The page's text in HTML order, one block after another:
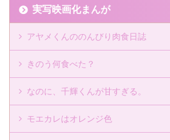
実写映画化まんが
アヤメくんののんびり肉食日誌
きのう何食べた？
なのに、千輝くんが甘すぎる。
モエカレはオレンジ色